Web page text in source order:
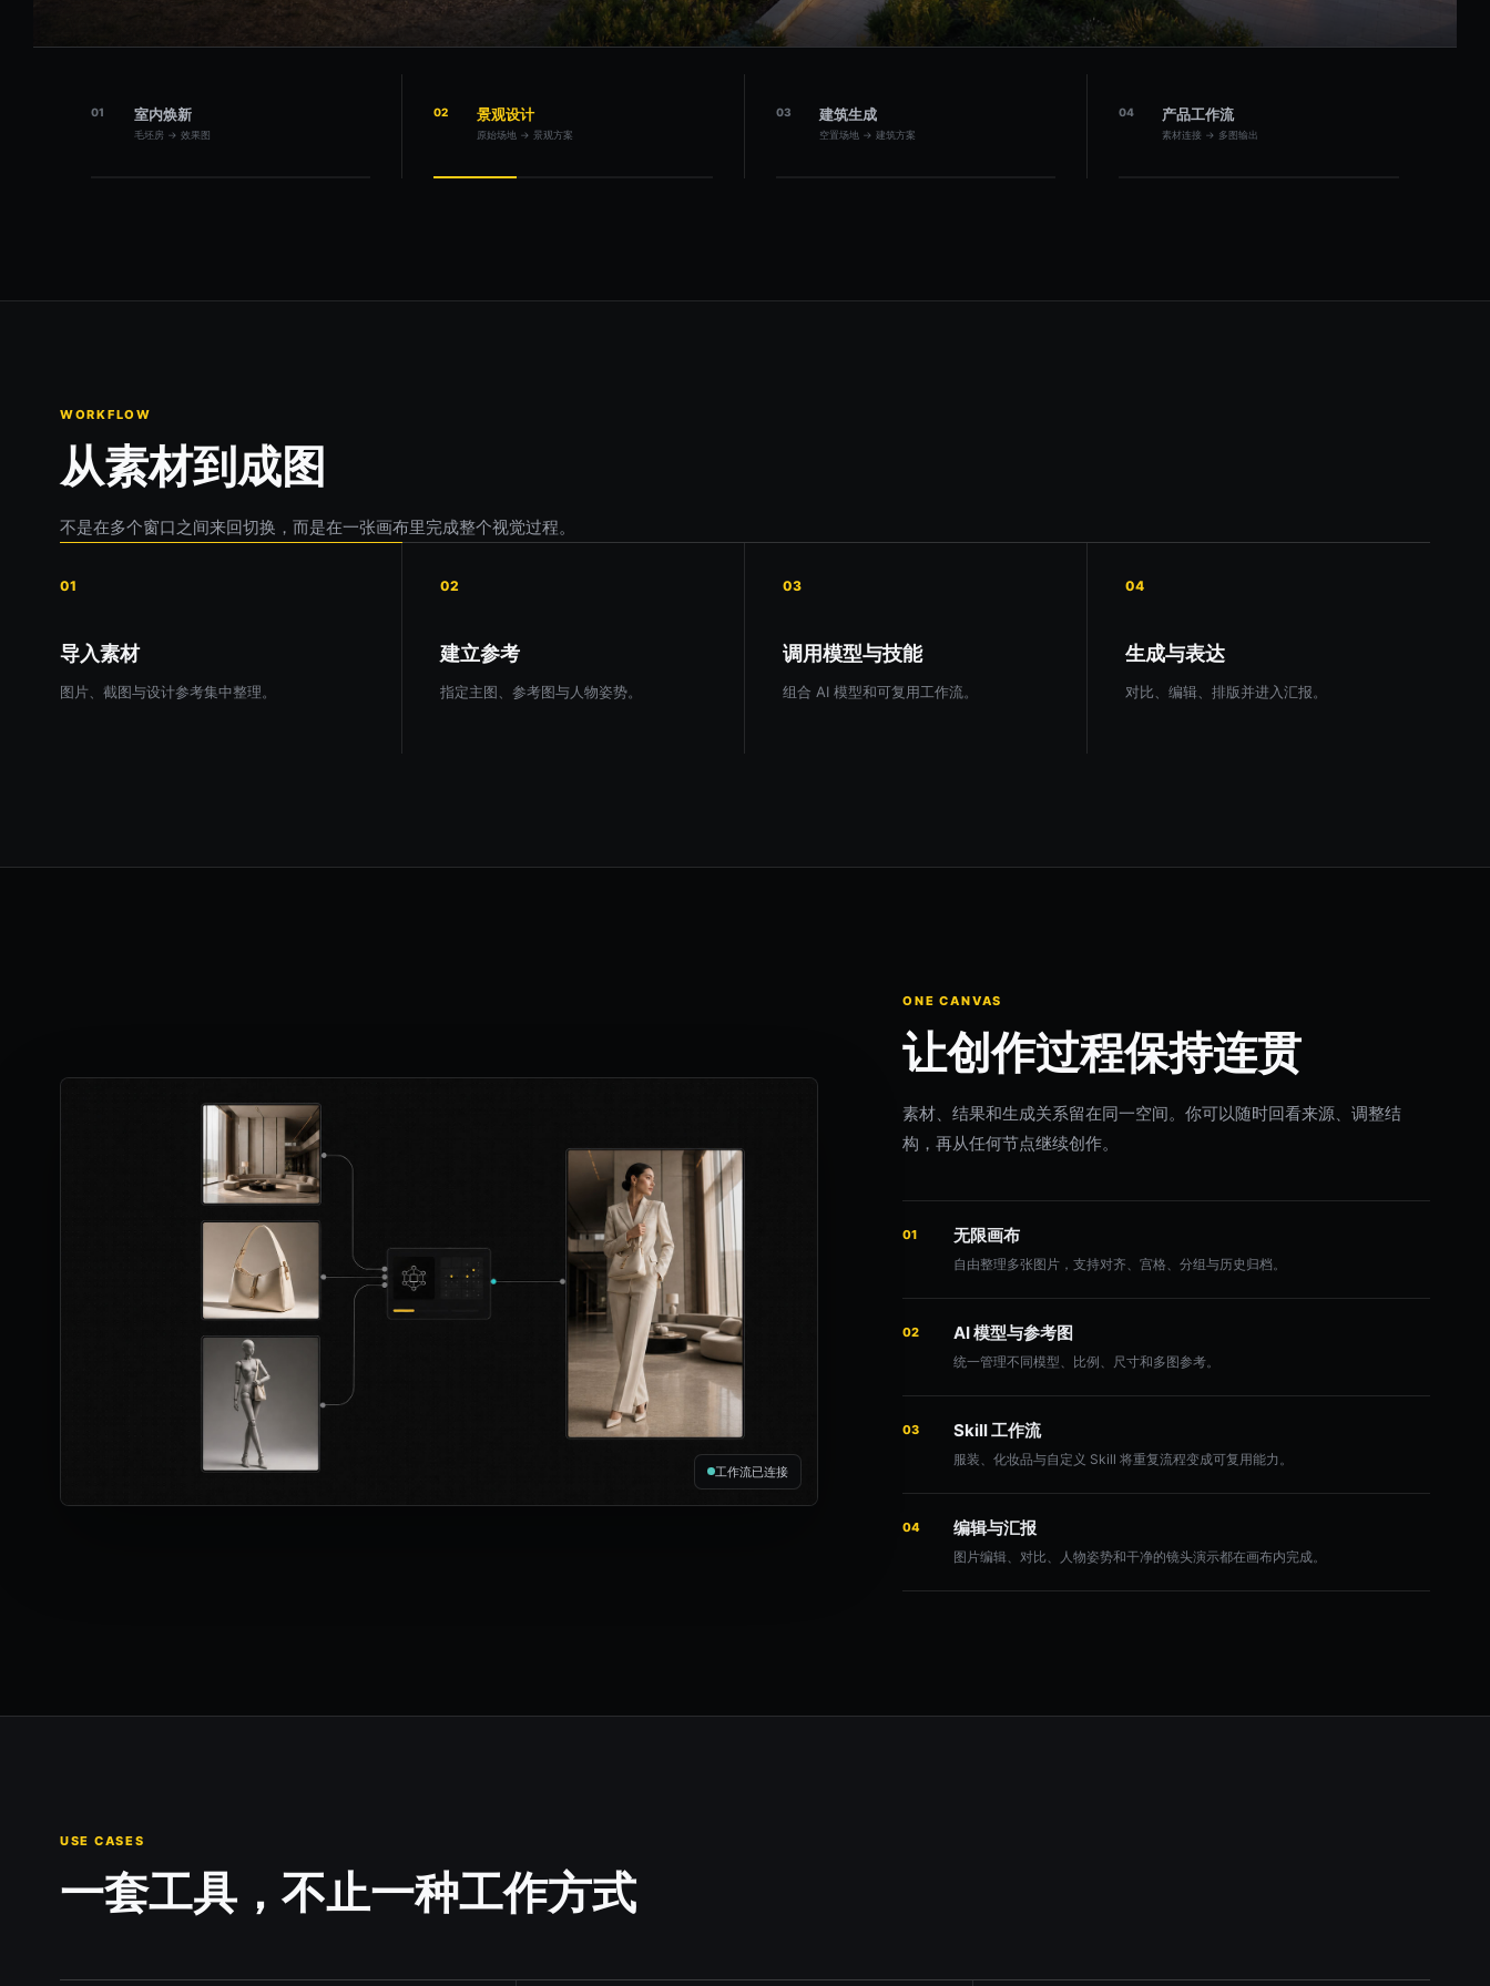
WORKFLOW
从素材到成图
不是在多个窗口之间来回切换，而是在一张画布里完成整个视觉过程。
01
导入素材
图片、截图与设计参考集中整理。
02
建立参考
指定主图、参考图与人物姿势。
03
调用模型与技能
组合 AI 模型和可复用工作流。
04
生成与表达
对比、编辑、排版并进入汇报。
工作流已连接
ONE CANVAS
让创作过程保持连贯
素材、结果和生成关系留在同一空间。你可以随时回看来源、调整结
构，再从任何节点继续创作。
01 无限画布
自由整理多张图片，支持对齐、宫格、分组与历史归档。
02 AI 模型与参考图
统一管理不同模型、比例、尺寸和多图参考。
03 Skill 工作流
服装、化妆品与自定义 Skill 将重复流程变成可复用能力。
04 编辑与汇报
图片编辑、对比、人物姿势和干净的镜头演示都在画布内完成。
01 室内焕新
毛坯房 → 效果图
02 景观设计
原始场地 → 景观方案
03 建筑生成
空置场地 → 建筑方案
04 产品工作流
素材连接 → 多图输出
USE CASES
一套工具，不止一种工作方式